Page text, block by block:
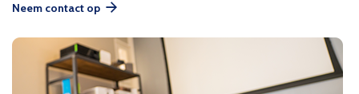
Neem contact op